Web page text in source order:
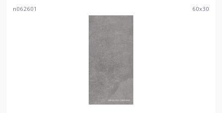
n062601 60x30